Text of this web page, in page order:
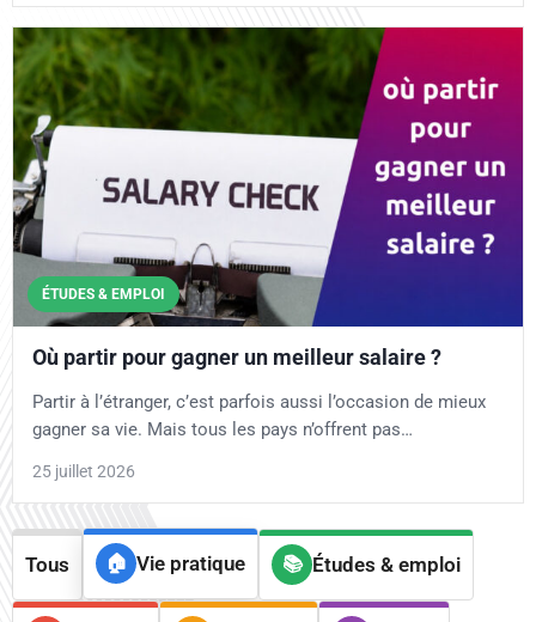
ÉTUDES & EMPLOI
Où partir pour gagner un meilleur salaire ?
Partir à l’étranger, c’est parfois aussi l’occasion de mieux
gagner sa vie. Mais tous les pays n’offrent pas…
25 juillet 2026
Tous Vie pratique Études & emploi